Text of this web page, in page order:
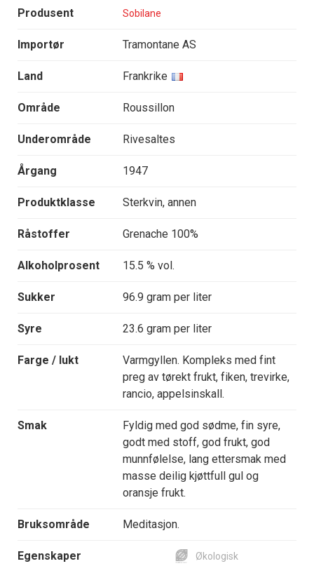
Produsent Sobilane
Importør Tramontane AS
Land Frankrike
Område Roussillon
Underområde Rivesaltes
Årgang 1947
Produktklasse Sterkvin, annen
Råstoffer Grenache 100%
Alkoholprosent 15.5 % vol.
Sukker 96.9 gram per liter
Syre 23.6 gram per liter
Farge / lukt
Varmgyllen. Kompleks med fint
preg av tørekt frukt, fiken, trevirke,
rancio, appelsinskall.
Smak
Fyldig med god sødme, fin syre,
godt med stoff, god frukt, god
munnfølelse, lang ettersmak med
masse deilig kjøttfull gul og
oransje frukt.
Bruksområde Meditasjon.
Egenskaper Økologisk